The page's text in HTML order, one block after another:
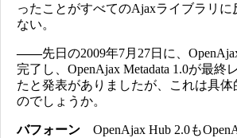
ったことがすべてのAjaxライブラリ
ない。
――先日の2009年7月27日に、
完了し、OpenAjax Metadata 1.0が最終
たと発表がありましたが、これは具
のでしょうか。
バフォーン OpenAjax Hub 2.0も